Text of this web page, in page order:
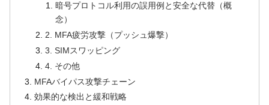
暗号プロトコル利用の誤用例と安全な代替（概
念）
2. MFA疲労攻撃（プッシュ爆撃）
3. SIMスワッピング
4. その他
MFAバイパス攻撃チェーン
効果的な検出と緩和戦略